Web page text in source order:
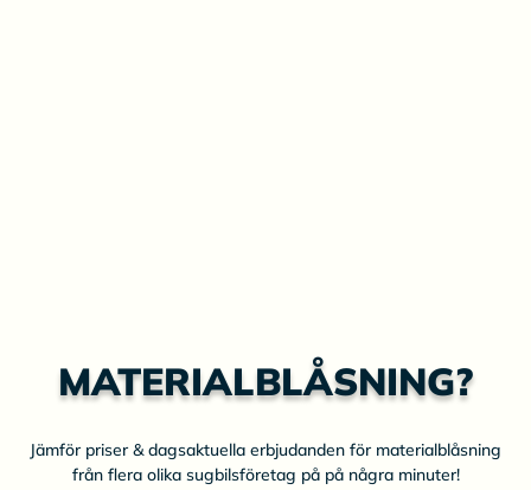
MATERIALBLÅSNING?
Jämför priser & dagsaktuella erbjudanden för materialblåsning
från flera olika sugbilsföretag på på några minuter!